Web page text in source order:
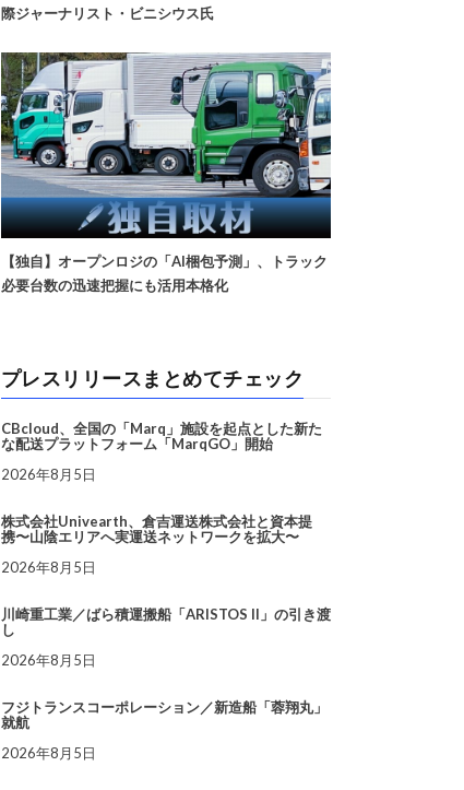
際ジャーナリスト・ビニシウス氏
【独自】オープンロジの「AI梱包予測」、トラック
必要台数の迅速把握にも活用本格化
プレスリリースまとめてチェック
CBcloud、全国の「Marq」施設を起点とした新た
な配送プラットフォーム「MarqGO」開始
2026年8月5日
株式会社Univearth、倉吉運送株式会社と資本提
携〜山陰エリアへ実運送ネットワークを拡大〜
2026年8月5日
川崎重工業／ばら積運搬船「ARISTOS II」の引き渡
し
2026年8月5日
フジトランスコーポレーション／新造船「蓉翔丸」
就航
2026年8月5日